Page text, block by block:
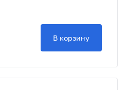
В корзину